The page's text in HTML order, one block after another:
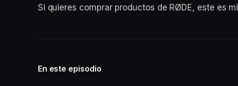
Si quieres comprar productos de RØDE, este es mi
En este episodio